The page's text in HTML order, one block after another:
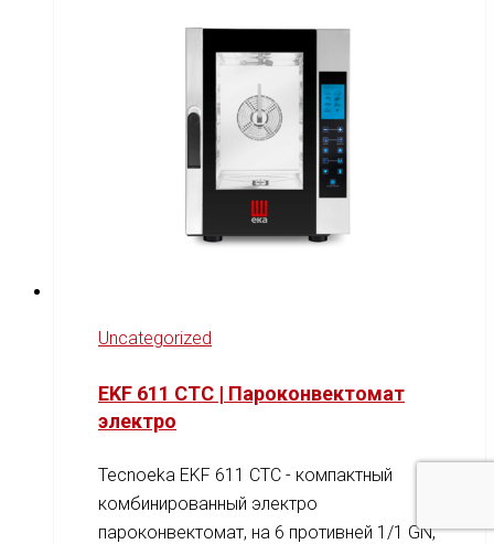
Uncategorized
EKF 611 CTC | Пароконвектомат
электро
Tecnoeka EKF 611 CTC - компактный
комбинированный электро
пароконвектомат, на 6 противней 1/1 GN,